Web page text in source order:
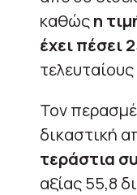
καθώςη
έχει πέσει
Τον
δικαστική
τεράστια
αξίας 55,8